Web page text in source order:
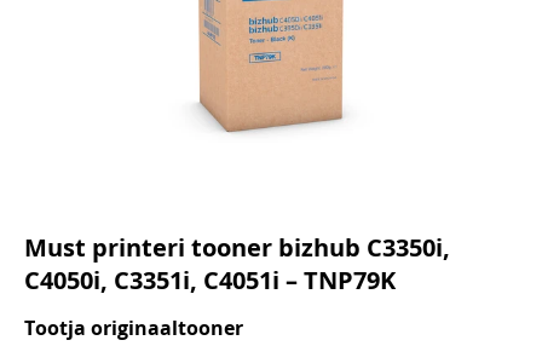
Must printeri tooner bizhub C3350i,
C4050i, C3351i, C4051i – TNP79K
Tootja originaaltooner